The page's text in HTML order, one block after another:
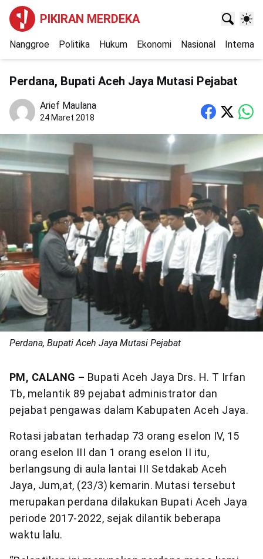
PIKIRAN MERDEKA
Nanggroe Politika Hukum Ekonomi Nasional
Perdana, Bupati Aceh Jaya Mutasi Pejabat
Arief Maulana
24 Maret 2018
Perdana, Bupati Aceh Jaya Mutasi Pejabat
PM, CALANG – Bupati Aceh Jaya Drs. H. T Irfan
Tb, melantik 89 pejabat administrator dan
pejabat pengawas dalam Kabupaten Aceh Jaya.
Rotasi jabatan terhadap 73 orang eselon IV, 15
orang eselon III dan 1 orang eselon II itu,
berlangsung di aula lantai III Setdakab Aceh
Jaya, Jum,at, (23/3) kemarin. Mutasi tersebut
merupakan perdana dilakukan Bupati Aceh Jaya
periode 2017-2022, sejak dilantik beberapa
waktu lalu.